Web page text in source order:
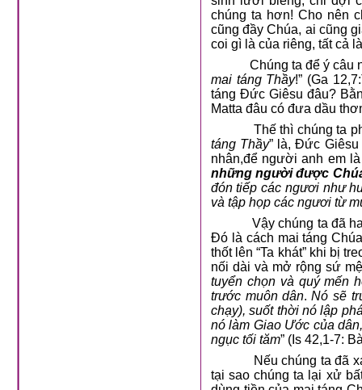
chúng ta hơn! Cho nên
cũng đầy Chúa, ai cũng
coi gì là của riêng, tất cả
Chúng ta để ý câu
mai táng Thầy!” (Ga
táng Đức Giêsu đâu?
Matta đâu có đưa dầu
Thế thì chúng ta
táng Thầy” là, Đức Giêsu
nhân,để người anh em là
những người được
đón tiếp các ngươi như
và tập họp các ngươi từ
Vậy chúng ta đã
Đó là cách mai táng
thốt lên “Ta khát” khi bị
nối dài và mở rộng sứ
tuyển chọn và quý mến
trước muôn dân. Nó sẽ
chạy), suốt thời nó lập
nó làm Giao Ước của
ngục tối tăm” (Is 42,1-7:
Nếu chúng ta đã
tại sao chúng ta lại xử